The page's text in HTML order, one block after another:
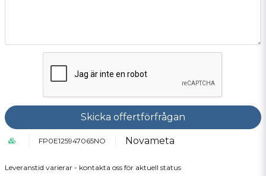
Skicka offertförfrågan
FP0E125947065NO Novameta
Leveranstid varierar - kontakta oss för aktuell status